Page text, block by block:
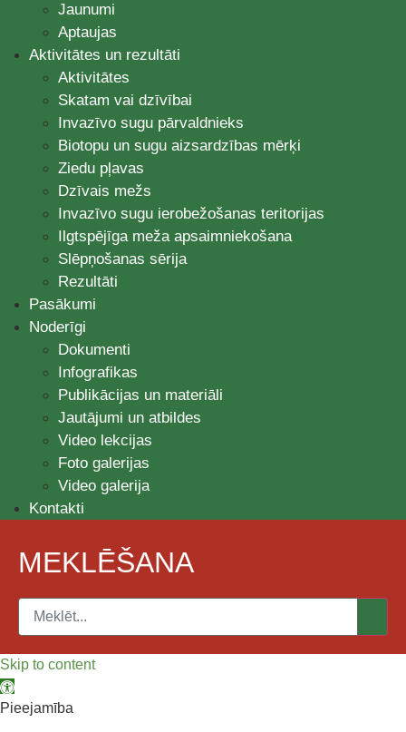
Jaunumi
Aptaujas
Aktivitātes un rezultāti
Aktivitātes
Skatam vai dzīvībai
Invazīvo sugu pārvaldnieks
Biotopu un sugu aizsardzības mērķi
Ziedu pļavas
Dzīvais mežs
Invazīvo sugu ierobežošanas teritorijas
Ilgtspējīga meža apsaimniekošana
Slēpņošanas sērija
Rezultāti
Pasākumi
Noderīgi
Dokumenti
Infografikas
Publikācijas un materiāli
Jautājumi un atbildes
Video lekcijas
Foto galerijas
Video galerija
Kontakti
MEKLĒŠANA
Skip to content
Open toolbar
Pieejamība